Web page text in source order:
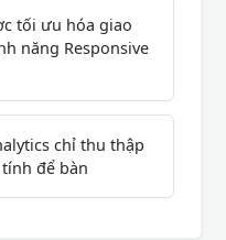
tối ưu hóa giao
năng Responsive
chỉ thu thập
để bàn